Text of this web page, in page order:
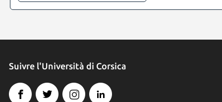
Suivre l'Università di Corsica